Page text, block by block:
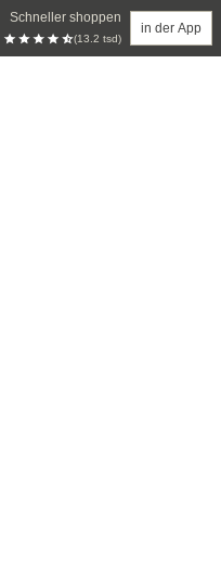
Schneller shoppen
(13.2 tsd)
in der App